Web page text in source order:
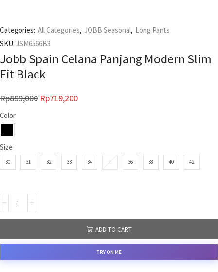
Categories: All Categories, JOBB Seasonal, Long Pants
SKU: JSM6566B3
Jobb Spain Celana Panjang Modern Slim
Fit Black
Rp899,000 Rp719,200
Color
Size
30 31 32 33 34 35 36 38 40 42
ADD TO CART
TRY ON ME